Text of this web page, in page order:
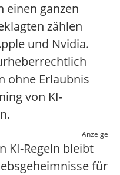
einen ganzen
zählen
und Nvidia.
ohne Erlaubnis
von KI-
Anzeige
KI-Regeln bleibt
für